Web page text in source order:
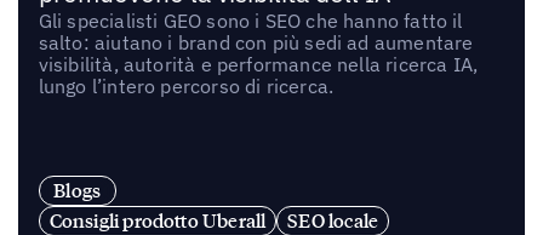
Gli specialisti GEO sono i SEO che hanno fatto il
salto: aiutano i brand con più sedi ad aumentare
visibilità, autorità e performance nella ricerca IA,
lungo l’intero percorso di ricerca.
Blogs
Consigli prodotto Uberall
SEO locale